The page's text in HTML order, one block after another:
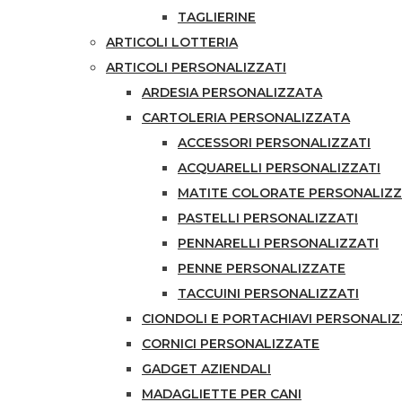
TAGLIERINE
ARTICOLI LOTTERIA
ARTICOLI PERSONALIZZATI
ARDESIA PERSONALIZZATA
CARTOLERIA PERSONALIZZATA
ACCESSORI PERSONALIZZATI
ACQUARELLI PERSONALIZZATI
MATITE COLORATE
PASTELLI PERSONALIZZATI
PENNARELLI PERSONALIZZATI
PENNE PERSONALIZZATE
TACCUINI PERSONALIZZATI
CIONDOLI E PORTACHIAVI
CORNICI PERSONALIZZATE
GADGET AZIENDALI
MADAGLIETTE PER CANI